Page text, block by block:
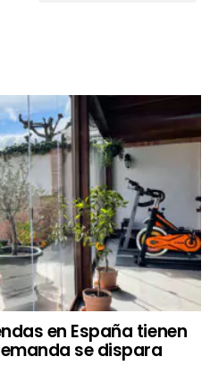
en España tienen
se dispara